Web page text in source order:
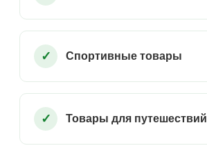
Спортивные товары
Товары для путешествий